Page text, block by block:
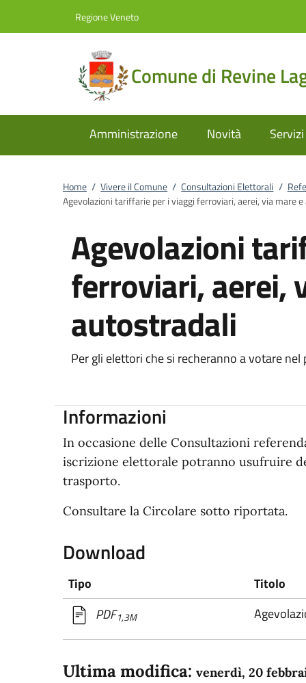
Regione Veneto
Comune di Revine
Amministrazione Novità Servizi
Home / Vivere il Comune / Consultazioni Elettorali /
Agevolazioni tariffarie per i viaggi ferroviari, aerei, via mare
Agevolazioni
ferroviari, aerei,
autostradali
Per gli elettori che si recheranno a votare
Informazioni
In occasione delle Consultazioni
iscrizione elettorale potranno usufruire
trasporto.
Consultare la Circolare sotto riportata.
Download
Tipo
Titolo
PDF1,3M
Ultima modifica: venerdì, 20